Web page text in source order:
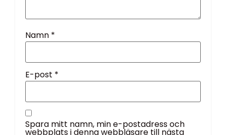
Namn *
E-post *
Spara mitt namn, min e-postadress och
webbplats i denna webbläsare till nästa